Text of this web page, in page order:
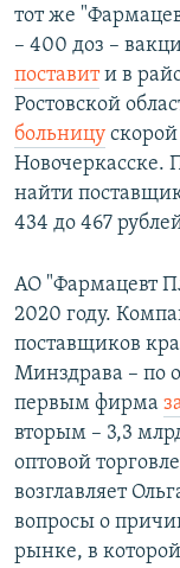
тот же
– 400 доз –
поставити в
Ростовской
больницу
Новочеркасске.
найти
434 до 467
АО "Фармацевт
2020 году.
поставщиков
Минздрава – по
первым фирма
вторым – 3,3
оптовой
возглавляет
вопросы о
рынке, в